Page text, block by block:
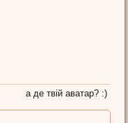
а де твій аватар? :)